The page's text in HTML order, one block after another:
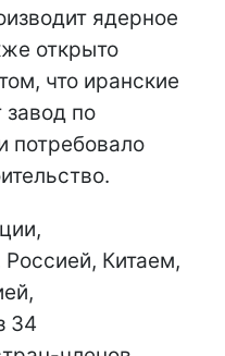
ядерное
открыто
что иранские
завод по
потребовало
Россией, Китаем,
34